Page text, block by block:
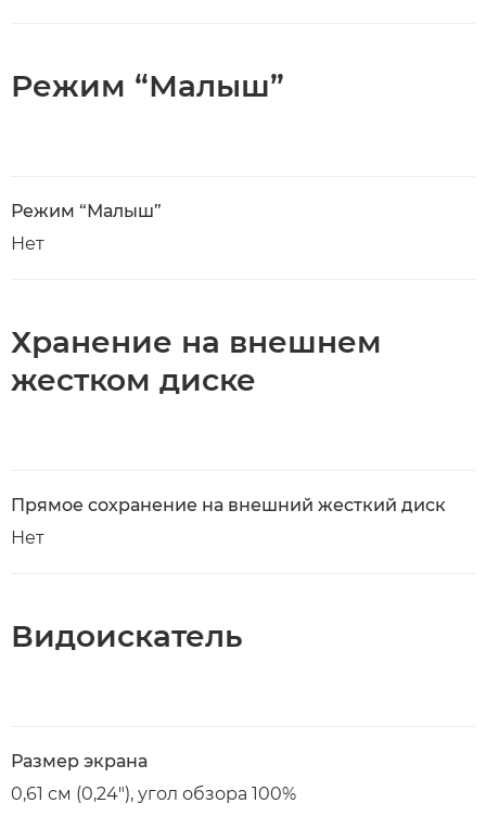
Режим “Малыш”
Режим “Малыш”
Нет
Хранение на внешнем
жестком диске
Прямое сохранение на внешний жесткий диск
Нет
Видоискатель
Размер экрана
0,61 см (0,24"), угол обзора 100%